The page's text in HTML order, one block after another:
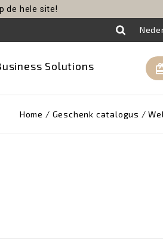
de hele site!
Solutions
Home Geschenk catalogus